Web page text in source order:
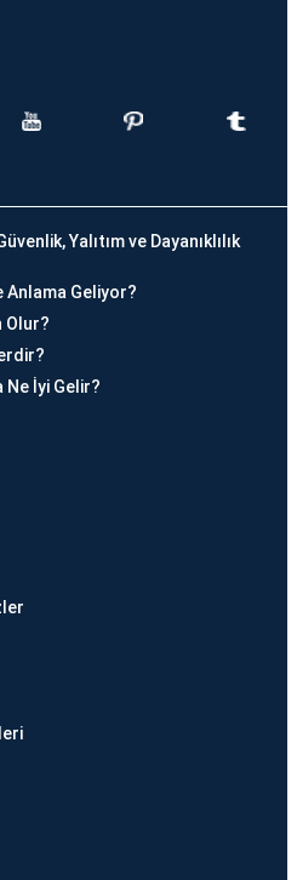
Yalıtım ve Dayanıklılık
Anlama Geliyor?
Olur?
Ne İyi Gelir?